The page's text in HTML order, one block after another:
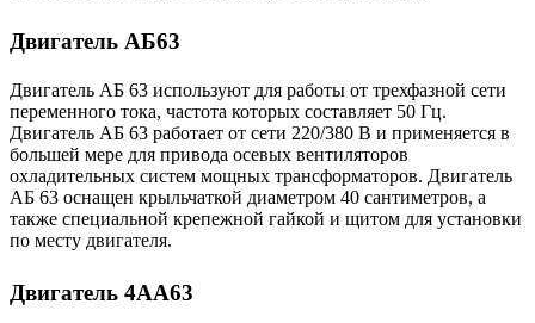
Двигатель АБ63
Двигатель AБ 63 используют для работы от трехфазной сети
переменного тока, частота которых составляет 50 Гц.
Двигатель AБ 63 работает от сети 220/380 В и применяется в
большей мере для привода осевых вентиляторов
охладительных систем мощных трансформаторов. Двигатель
AБ 63 оснащен крыльчаткой диаметром 40 сантиметров, а
также специальной крепежной гайкой и щитом для установки
по месту двигателя.
Двигатель 4АА63